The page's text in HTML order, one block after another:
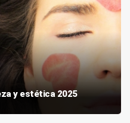
y estética 2025